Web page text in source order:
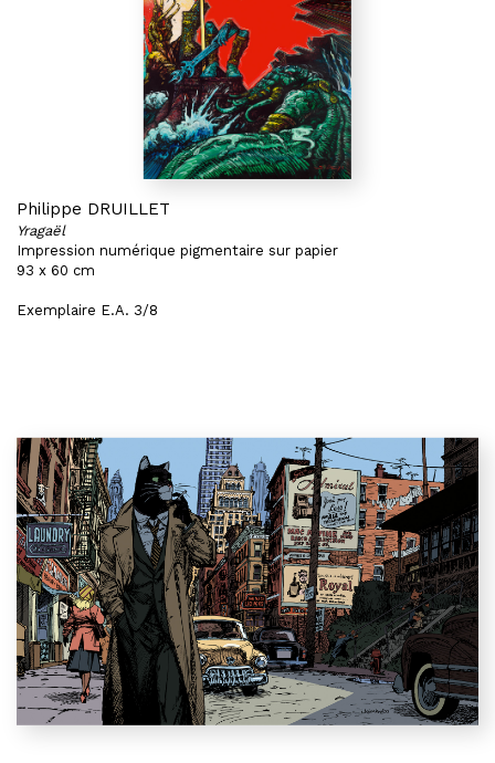
Philippe DRUILLET
Yragaël
Impression numérique pigmentaire sur papier
93 x 60 cm
Exemplaire E.A. 3/8